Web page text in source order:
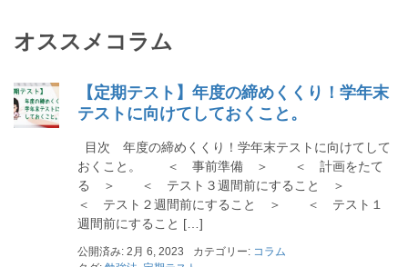
オススメコラム
【定期テスト】年度の締めくくり！学年末
テストに向けてしておくこと。
目次 年度の締めくくり！学年末テストに向けてして
おくこと。 ＜ 事前準備 ＞ ＜ 計画をたて
る ＞ ＜ テスト３週間前にすること ＞
＜ テスト２週間前にすること ＞ ＜ テスト１
週間前にすること […]
公開済み: 2月 6, 2023 カテゴリー: コラム